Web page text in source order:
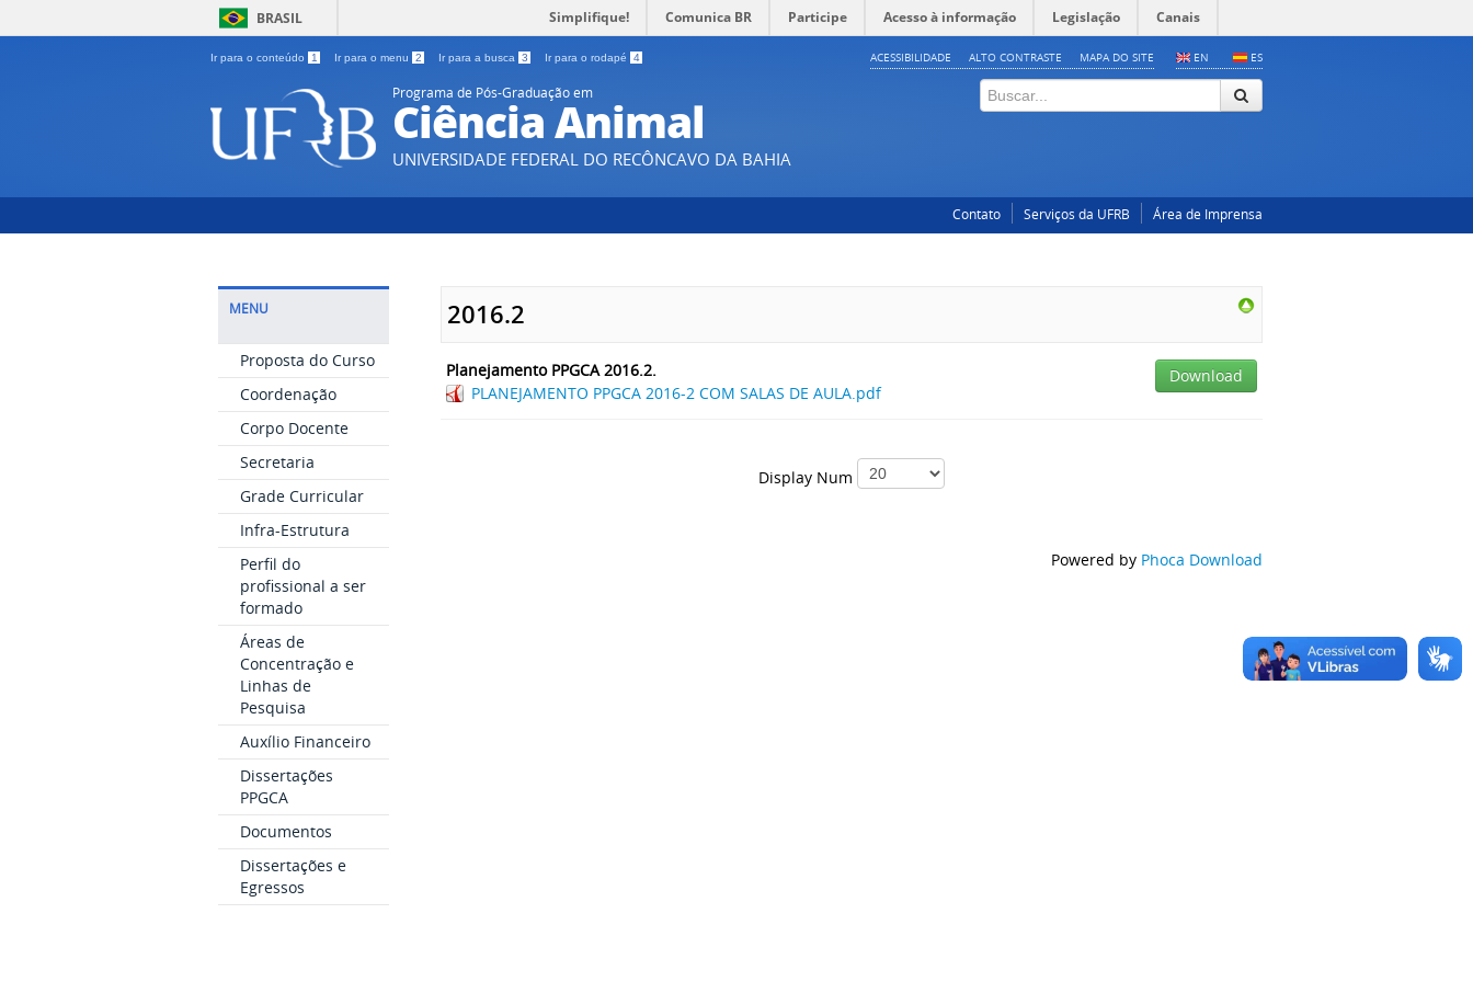
BRASIL Simplifique! Comunica BR Participe Acesso à informação Legislação Canais
Ir para o conteúdo 1 Ir para o menu 2 Ir para a busca 3 Ir para o rodapé 4 EN ES
ACESSIBILIDADE ALTO CONTRASTE MAPA DO SITE
Programa de Pós-Graduação em
Ciência Animal
UNIVERSIDADE FEDERAL DO RECÔNCAVO DA BAHIA
Contato Serviços da UFRB Área de Imprensa
MENU
Proposta do Curso
Coordenação
Corpo Docente
Secretaria
Grade Curricular
Infra-Estrutura
Perfil do
profissional a ser
formado
Áreas de
Concentração e
Linhas de
Pesquisa
Auxílio Financeiro
Dissertações
PPGCA
Documentos
Dissertações e
Egressos
2016.2
Planejamento PPGCA 2016.2.
PLANEJAMENTO PPGCA 2016-2 COM SALAS DE AULA.pdf
Download
Display Num
Powered by Phoca Download